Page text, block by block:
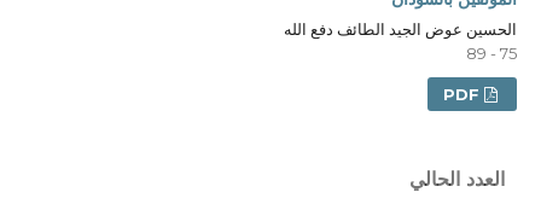
الحسين عوض الجيد الطائف دفع الله
75 - 89
العدد الحالي